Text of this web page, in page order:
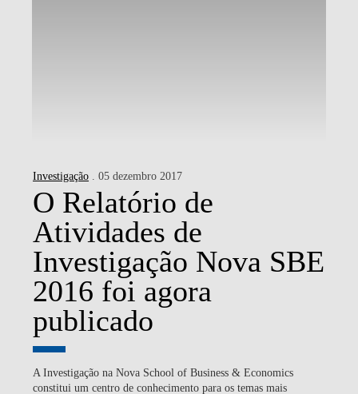
Investigação . 05 dezembro 2017
O Relatório de
Atividades de
Investigação Nova SBE
2016 foi agora
publicado
A Investigação na Nova School of Business & Economics
constitui um centro de conhecimento para os temas mais